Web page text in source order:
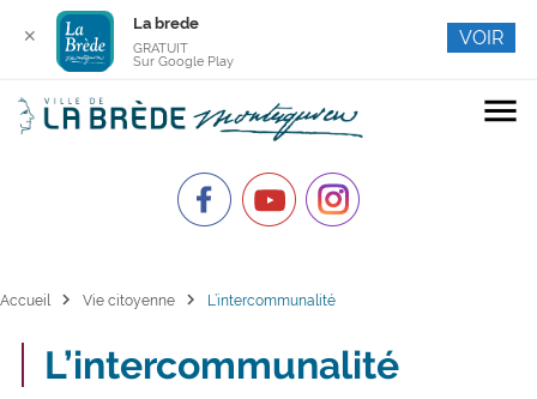
menu
Accueil chevron_right Vie citoyenne chevron_right L’intercommunalité
L’intercommunalité
✕
La brede
GRATUIT
Sur Google Play
VOIR